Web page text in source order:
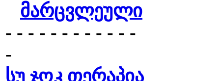
მარცვლეული
- - - - - - - - - - - -
-
სუ ჯოკ თერაპია